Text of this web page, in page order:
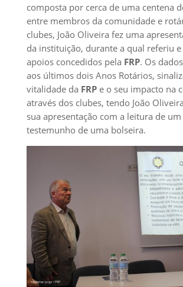
composta por cerca de uma centena
entre membros da comunidade e
clubes, João Oliveira fez uma
da instituição, durante a qual referiu
apoios concedidos pela FRP. Os
aos últimos dois Anos Rotários,
vitalidade da FRPe o seu impacto na
através dos clubes, tendo João
sua apresentação com a leitura de um
testemunho de uma bolseira.